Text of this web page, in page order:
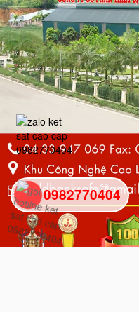
0982770404